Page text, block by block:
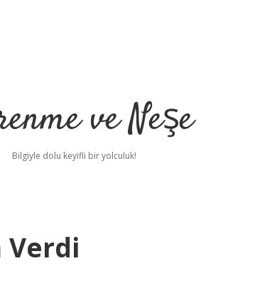
ve Neşe
Bilgiyle dolu keyifli bir yolculuk!
Verdi